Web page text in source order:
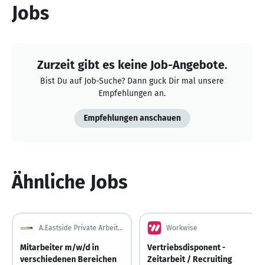
Jobs
Zurzeit gibt es keine Job-Angebote.
Bist Du auf Job-Suche? Dann guck Dir mal unsere
Empfehlungen an.
Empfehlungen anschauen
Ähnliche Jobs
A.Eastside Private Arbeitsvermittlung GbR
Mitarbeiter m/w/d in
verschiedenen Bereichen
Workwise
Vertriebsdisponent -
Zeitarbeit / Recruiting